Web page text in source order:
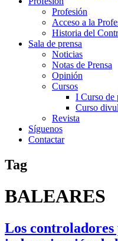
Profesión
Acceso a la
Historia del
Sala de prensa
Noticias
Notas de Prensa
Opinión
Cursos
I Curso de
Curso
Revista
Síguenos
Contactar
Tag
BALEARES
Los